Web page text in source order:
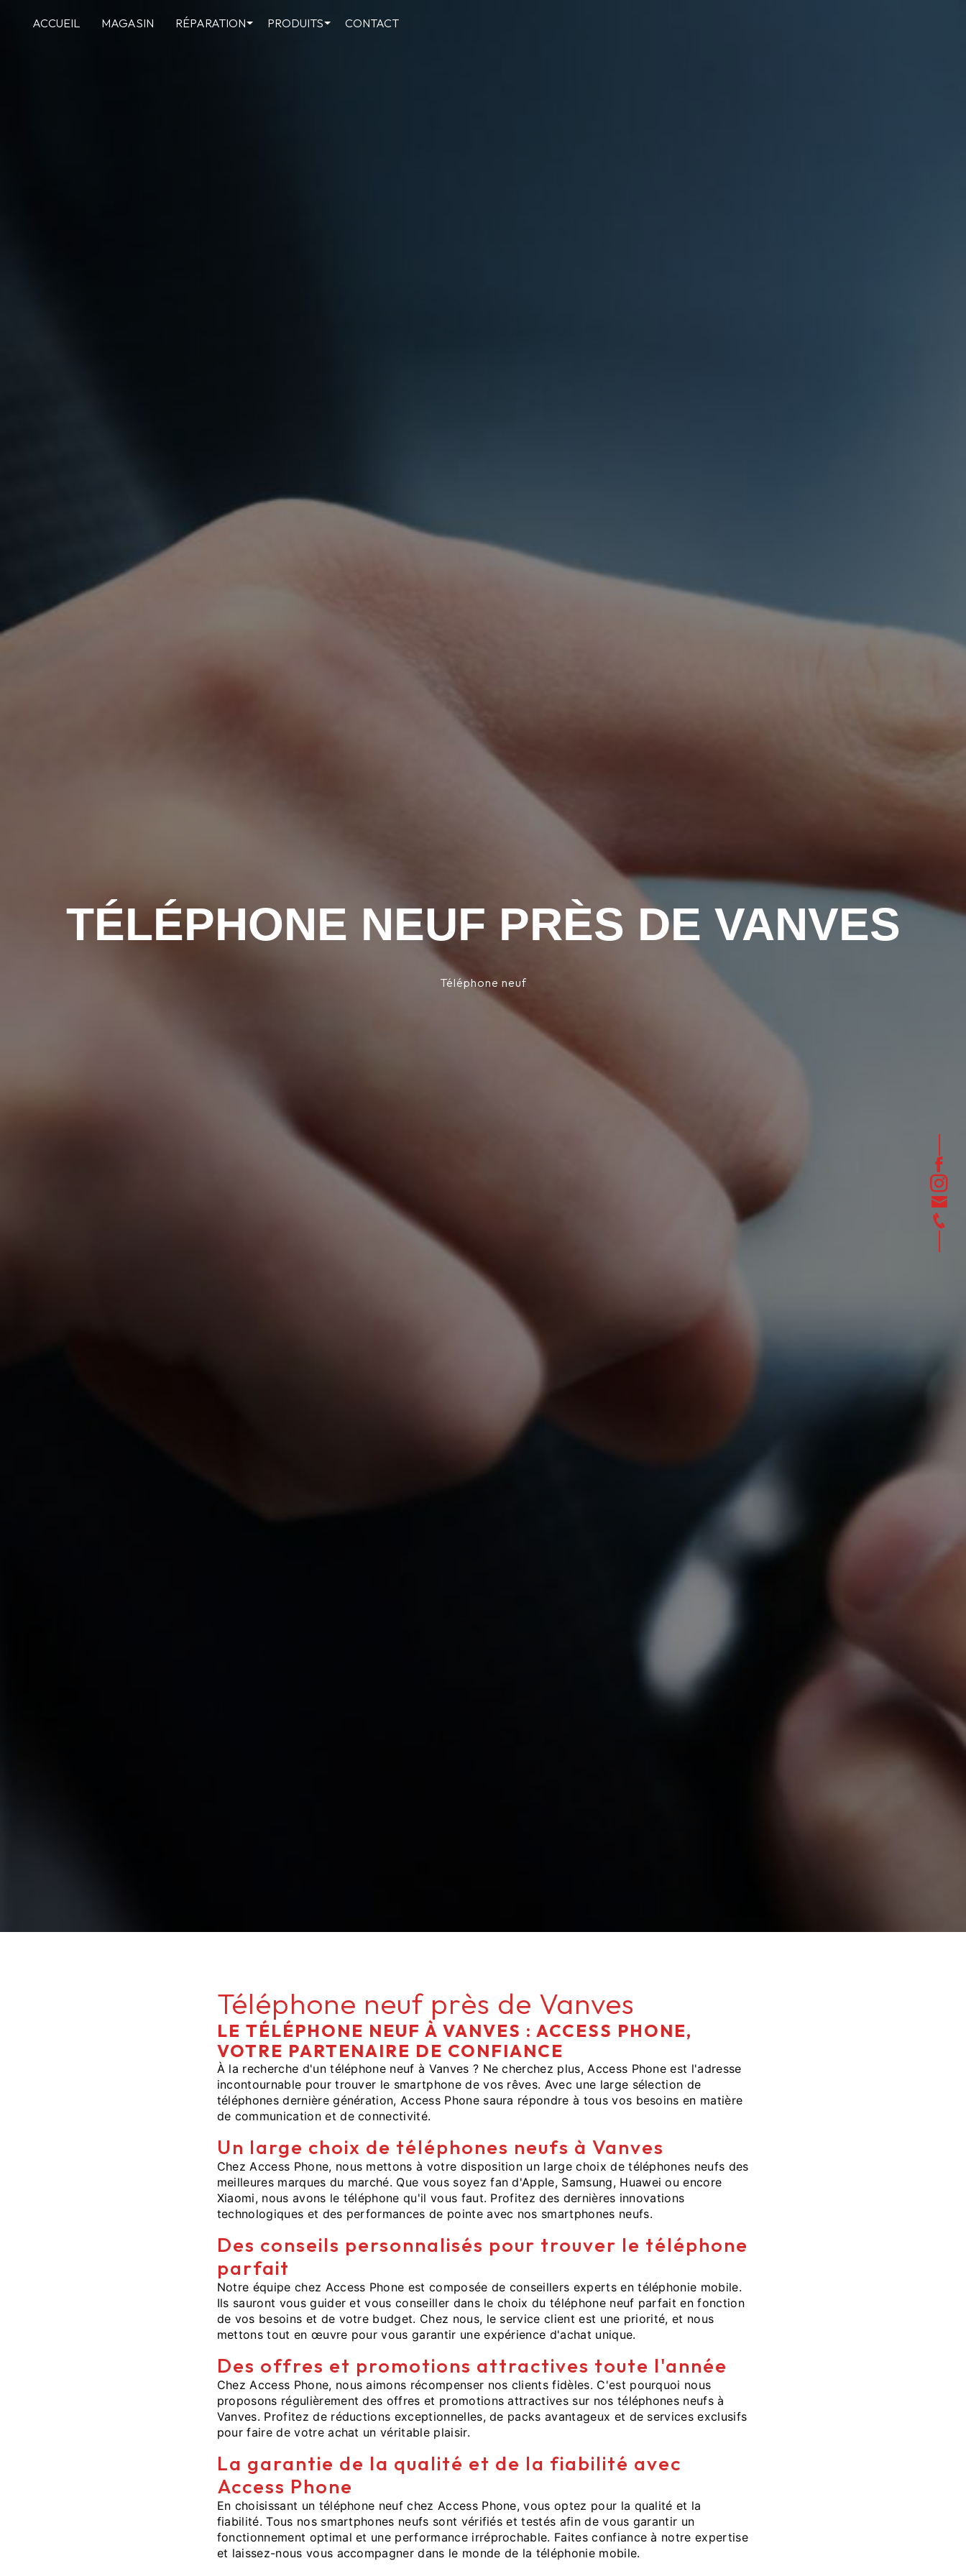
ACCUEIL MAGASIN RÉPARATION PRODUITS CONTACT
TÉLÉPHONE NEUF PRÈS DE VANVES
Téléphone neuf
Téléphone neuf près de Vanves
LE TÉLÉPHONE NEUF À VANVES : ACCESS PHONE,
VOTRE PARTENAIRE DE CONFIANCE
À la recherche d'un téléphone neuf à Vanves ? Ne cherchez plus, Access Phone est l'adresse
incontournable pour trouver le smartphone de vos rêves. Avec une large sélection de
téléphones dernière génération, Access Phone saura répondre à tous vos besoins en matière
de communication et de connectivité.
Un large choix de téléphones neufs à Vanves
Chez Access Phone, nous mettons à votre disposition un large choix de téléphones neufs des
meilleures marques du marché. Que vous soyez fan d'Apple, Samsung, Huawei ou encore
Xiaomi, nous avons le téléphone qu'il vous faut. Profitez des dernières innovations
technologiques et des performances de pointe avec nos smartphones neufs.
Des conseils personnalisés pour trouver le téléphone
parfait
Notre équipe chez Access Phone est composée de conseillers experts en téléphonie mobile.
Ils sauront vous guider et vous conseiller dans le choix du téléphone neuf parfait en fonction
de vos besoins et de votre budget. Chez nous, le service client est une priorité, et nous
mettons tout en œuvre pour vous garantir une expérience d'achat unique.
Des offres et promotions attractives toute l'année
Chez Access Phone, nous aimons récompenser nos clients fidèles. C'est pourquoi nous
proposons régulièrement des offres et promotions attractives sur nos téléphones neufs à
Vanves. Profitez de réductions exceptionnelles, de packs avantageux et de services exclusifs
pour faire de votre achat un véritable plaisir.
La garantie de la qualité et de la fiabilité avec
Access Phone
En choisissant un téléphone neuf chez Access Phone, vous optez pour la qualité et la
fiabilité. Tous nos smartphones neufs sont vérifiés et testés afin de vous garantir un
fonctionnement optimal et une performance irréprochable. Faites confiance à notre expertise
et laissez-nous vous accompagner dans le monde de la téléphonie mobile.